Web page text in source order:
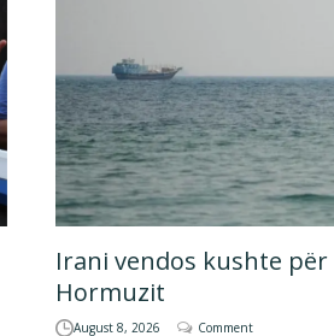
Irani vendos kushte
Hormuzit
August 8, 2026 Comment